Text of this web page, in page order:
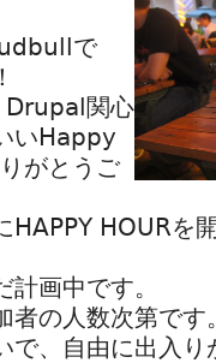
で
Drupal関心
いHappy
がとうご
HAPPY HOURを
画中です。
者の人数次第です
で、自由に出入